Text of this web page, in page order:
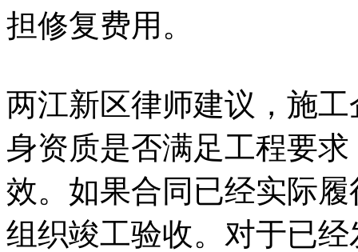
担修复费用。
两江新区律师建议，施
身资质是否满足工程要
效。如果合同已经实际
组织竣工验收。对于已